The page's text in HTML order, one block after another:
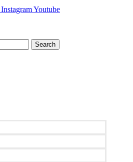
InstagramYoutube
Search